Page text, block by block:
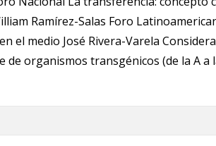
Ramírez-Salas Foro
el medio José Rivera-Varela
de organismos transgénicos (de la A a